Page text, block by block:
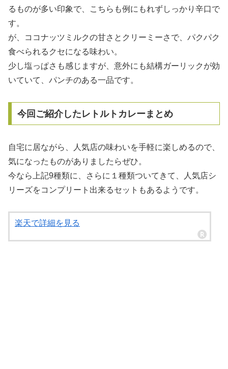
るものが多い印象で、こちらも例にもれずしっかり辛口で
す。
が、ココナッツミルクの甘さとクリーミーさで、パクパク
食べられるクセになる味わい。
少し塩っぱさも感じますが、意外にも結構ガーリックが効
いていて、パンチのある一品です。
今回ご紹介したレトルトカレーまとめ
自宅に居ながら、人気店の味わいを手軽に楽しめるので、
気になったものがありましたらぜひ。
今なら上記9種類に、さらに１種類ついてきて、人気店シ
リーズをコンプリート出来るセットもあるようです。
楽天で詳細を見る